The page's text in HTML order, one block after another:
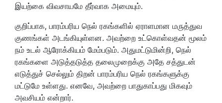
இயற்கை விவசாயமே தீர்வாக அமையும்.
குறிப்பாக, பாரம்பரிய நெல் ரகங்களில் ஏராளமான மருத்துவ
குணங்கள் அடங்கியுள்ளன. அவற்றை உட்கொள்வதன் மூலம்
நம் உடல் ஆரோக்கியம் மேம்படும். அதுமட்டுமின்றி, நெல்
ரகங்களை அடுத்தடுத்த தலைமுறைக்கு அதே சத்துடன்
எடுத்துச் செல்லும் திறன் பாரம்பரிய நெல் ரகங்களுக்கு
மட்டுமே உள்ளது. எனவே, அவற்றை பாதுகாப்பது மிகவும்
அவசியம் என்றார்.